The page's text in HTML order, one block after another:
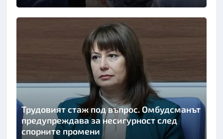
Трудовият стаж под въпрос. Омбудсманът
предупреждава за несигурност след
спорните промени